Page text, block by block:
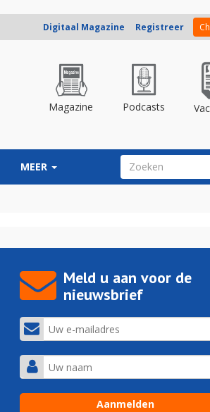
Digitaal Magazine Registreer
Magazine Podcasts
MEER ZOEKVELD
Meld u aan voor de
nieuwsbrief